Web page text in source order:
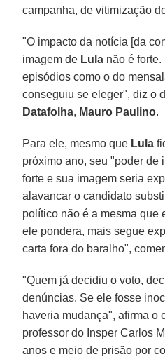
campanha, de vitimização
"O impacto da notícia [da
imagem de Lula não é
episódios como o do
conseguiu se eleger", diz o
Datafolha, Mauro Paulino.
Para ele, mesmo que Lula
próximo ano, seu "poder de
forte e sua imagem seria
alavancar o candidato
político não é a mesma que
ele pondera, mais segue
carta fora do baralho",
"Quem já decidiu o voto,
denúncias. Se ele fosse
haveria mudança", afirma o
professor do Insper Carlos
anos e meio de prisão por